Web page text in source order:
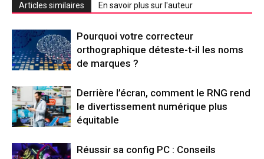
Articles similaires En savoir plus sur l'auteur
Pourquoi votre correcteur
orthographique déteste-t-il les noms
de marques ?
Derrière l’écran, comment le RNG rend
le divertissement numérique plus
équitable
Réussir sa config PC : Conseils